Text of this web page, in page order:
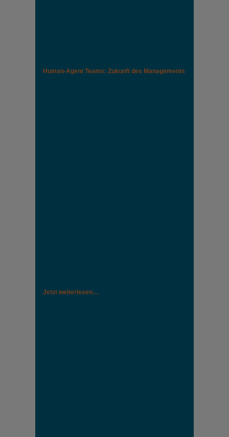
Human-Agent Teams: Zukunft des Managements
Jetzt weiterlesen…